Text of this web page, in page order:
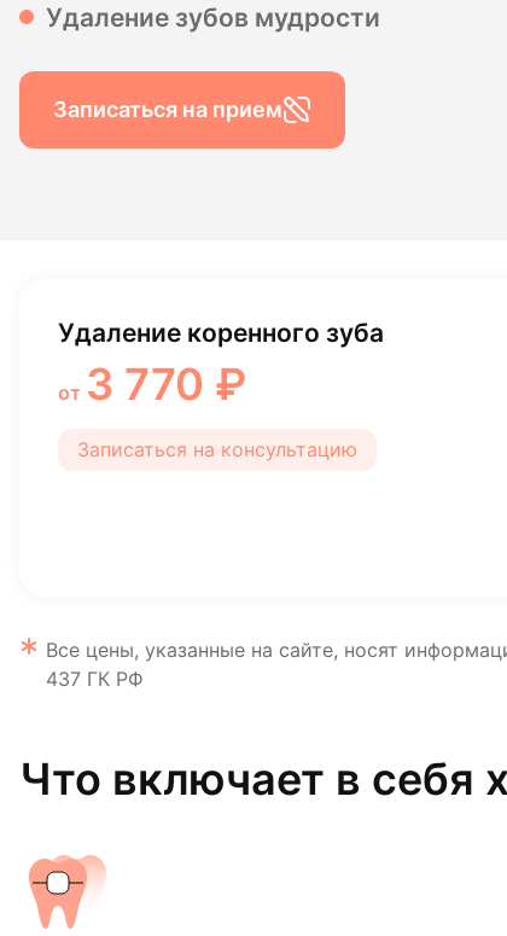
Удаление зубов мудрости
Записаться на прием
Удаление 8 зуба (зуб
мудрости)
9 371 ₽
Все цены, указанные на сайте, носят
437 ГК РФ
Что включает в себя